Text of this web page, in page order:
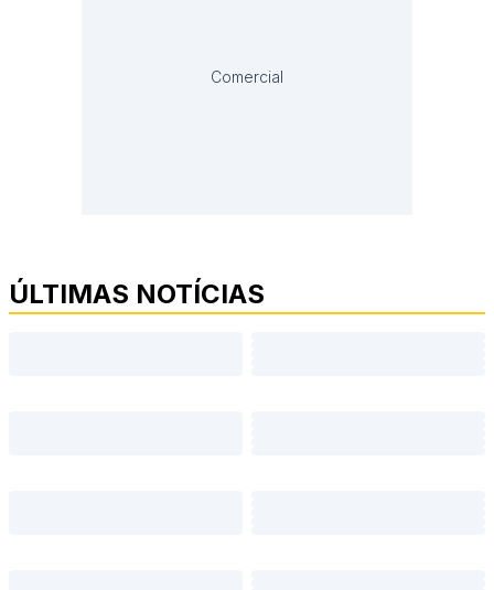
Comercial
ÚLTIMAS NOTÍCIAS